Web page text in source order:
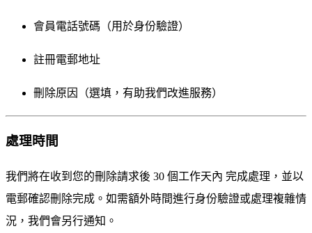
會員電話號碼（用於身份驗證）
註冊電郵地址
刪除原因（選填，有助我們改進服務）
處理時間
我們將在收到您的刪除請求後 30 個工作天內 完成處理，並以
電郵確認刪除完成。如需額外時間進行身份驗證或處理複雜情
況，我們會另行通知。